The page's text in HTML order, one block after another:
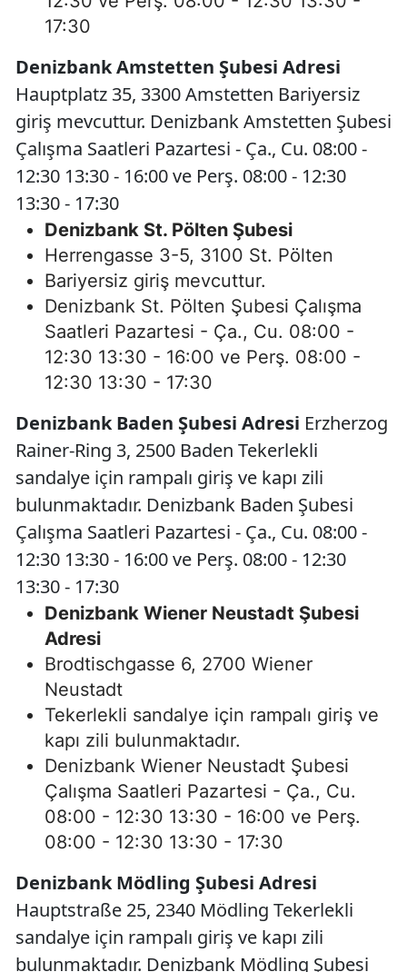
17:30
Denizbank Amstetten Şubesi Adresi
Hauptplatz 35, 3300 Amstetten Bariyersiz
giriş mevcuttur. Denizbank Amstetten Şubesi
Çalışma Saatleri Pazartesi - Ça., Cu. 08:00 -
12:30 13:30 - 16:00 ve Perş. 08:00 - 12:30
13:30 - 17:30
Denizbank St. Pölten Şubesi
Herrengasse 3-5, 3100 St. Pölten
Bariyersiz giriş mevcuttur.
Denizbank St. Pölten Şubesi Çalışma
Saatleri Pazartesi - Ça., Cu. 08:00 -
12:30 13:30 - 16:00 ve Perş. 08:00 -
12:30 13:30 - 17:30
Denizbank Baden Şubesi Adresi Erzherzog
Rainer-Ring 3, 2500 Baden Tekerlekli
sandalye için rampalı giriş ve kapı zili
bulunmaktadır. Denizbank Baden Şubesi
Çalışma Saatleri Pazartesi - Ça., Cu. 08:00 -
12:30 13:30 - 16:00 ve Perş. 08:00 - 12:30
13:30 - 17:30
Denizbank Wiener Neustadt Şubesi
Adresi
Brodtischgasse 6, 2700 Wiener
Neustadt
Tekerlekli sandalye için rampalı giriş ve
kapı zili bulunmaktadır.
Denizbank Wiener Neustadt Şubesi
Çalışma Saatleri Pazartesi - Ça., Cu.
08:00 - 12:30 13:30 - 16:00 ve Perş.
08:00 - 12:30 13:30 - 17:30
Denizbank Mödling Şubesi Adresi
Hauptstraße 25, 2340 Mödling Tekerlekli
sandalye için rampalı giriş ve kapı zili
bulunmaktadır. Denizbank Mödling Şubesi